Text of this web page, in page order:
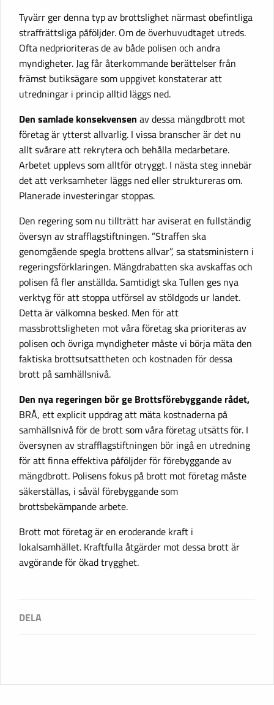
Tyvärr ger denna typ av brottslighet närmast obefintliga
straffrättsliga påföljder. Om de överhuvudtaget utreds.
Ofta nedprioriteras de av både polisen och andra
myndigheter. Jag får återkommande berättelser från
främst butiksägare som uppgivet konstaterar att
utredningar i princip alltid läggs ned.
Den samlade konsekvensen av dessa mängdbrott mot
företag är ytterst allvarlig. I vissa branscher är det nu
allt svårare att rekrytera och behålla medarbetare.
Arbetet upplevs som alltför otryggt. I nästa steg innebär
det att verksamheter läggs ned eller struktureras om.
Planerade investeringar stoppas.
Den regering som nu tillträtt har aviserat en fullständig
översyn av strafflagstiftningen. ”Straffen ska
genomgående spegla brottens allvar”, sa statsministern i
regeringsförklaringen. Mängdrabatten ska avskaffas och
polisen få fler anställda. Samtidigt ska Tullen ges nya
verktyg för att stoppa utförsel av stöldgods ur landet.
Detta är välkomna besked. Men för att
massbrottsligheten mot våra företag ska prioriteras av
polisen och övriga myndigheter måste vi börja mäta den
faktiska brottsutsattheten och kostnaden för dessa
brott på samhällsnivå.
Den nya regeringen bör ge Brottsförebyggande rådet,
BRÅ, ett explicit uppdrag att mäta kostnaderna på
samhällsnivå för de brott som våra företag utsätts för. I
översynen av strafflagstiftningen bör ingå en utredning
för att finna effektiva påföljder för förebyggande av
mängdbrott. Polisens fokus på brott mot företag måste
säkerställas, i såväl förebyggande som
brottsbekämpande arbete.
Brott mot företag är en eroderande kraft i
lokalsamhället. Kraftfulla åtgärder mot dessa brott är
avgörande för ökad trygghet.